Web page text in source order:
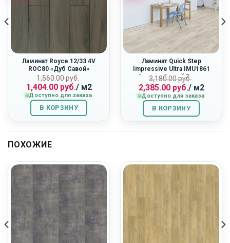
Ламинат Royce 12/33 4V
ROC80 «Дуб Савой»
1,560.00руб.
Первоначальная
цена
составляла
1,560.00
руб..
1,404.00руб.
Текущая
цена:
1,404.00
руб..
/ м2
Доступно для заказа
В КОРЗИНУ
Ламинат Quick Step
Impressive Ultra IMU1861
«Светло-Серый Бетон»
3,180.00руб.
цена
составляла
3,180.00
руб..
2,385.00руб.
Текущая
цена:
2,385.00
руб..
/ м2
Доступно для заказа
В КОРЗИНУ
ПОХОЖИЕ